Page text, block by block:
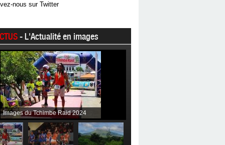
nous sur Twitter
- L'Actualité en images
Images du Tchimbe Raid 2024